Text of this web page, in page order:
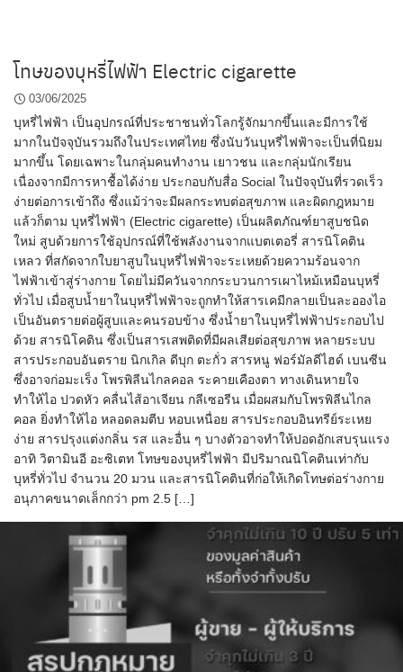
โทษของบุหรี่ไฟฟ้า Electric cigarette
03/06/2025
บุหรี่ไฟฟ้า เป็นอุปกรณ์ที่ประชาชนทั่วโลกรู้จักมากขึ้นและมีการใช้
มากในปัจจุบันรวมถึงในประเทศไทย ซึ่งนับวันบุหรี่ไฟฟ้าจะเป็นที่นิยม
มากขึ้น โดยเฉพาะในกลุ่มคนทำงาน เยาวชน และกลุ่มนักเรียน
เนื่องจากมีการหาชื้อได้ง่าย ประกอบกับสื่อ Social ในปัจจุบันที่รวดเร็ว
ง่ายต่อการเข้าถึง ซึ่งแม้ว่าจะมีผลกระทบต่อสุขภาพ และผิดกฎหมาย
แล้วก็ตาม บุหรี่ไฟฟ้า (Electric cigarette) เป็นผลิตภัณฑ์ยาสูบชนิด
ใหม่ สูบด้วยการใช้อุปกรณ์ที่ใช้พลังงานจากแบตเตอรี่ สารนิโคติน
เหลว ที่สกัดจากใบยาสูบในบุหรี่ไฟฟ้าจะระเหยด้วยความร้อนจาก
ไฟฟ้าเข้าสู่ร่างกาย โดยไม่มีควันจากกระบวนการเผาไหม้เหมือนบุหรี่
ทั่วไป เมื่อสูบน้ำยาในบุหรี่ไฟฟ้าจะถูกทำให้สารเคมีกลายเป็นละอองไอ
เป็นอันตรายต่อผู้สูบและคนรอบข้าง ซึ่งน้ำยาในบุหรี่ไฟฟ้าประกอบไป
ด้วย สารนิโคติน ซึ่งเป็นสารเสพติดที่มีผลเสียต่อสุขภาพ หลายระบบ
สารประกอบอันตราย นิกเกิล ดีบุก ตะกั่ว สารหนู ฟอร์มัลดีไฮด์ เบนซีน
ซึ่งอาจก่อมะเร็ง โพรพิลีนไกลคอล ระคายเคืองตา ทางเดินหายใจ
ทำให้ไอ ปวดหัว คลื่นไส้อาเจียน กลีเซอรีน เมื่อผสมกับโพรพิลีนไกล
คอล ยิ่งทำให้ไอ หลอดลมตีบ หอบเหนื่อย สารประกอบอินทรีย์ระเหย
ง่าย สารปรุงแต่งกลิ่น รส และอื่น ๆ บางตัวอาจทำให้ปอดอักเสบรุนแรง
อาทิ วิตามินอี อะซิเตท โทษของบุหรี่ไฟฟ้า มีปริมาณนิโคตินเท่ากับ
บุหรี่ทั่วไป จำนวน 20 มวน และสารนิโคตินที่ก่อให้เกิดโทษต่อร่างกาย
อนุภาคขนาดเล็กกว่า pm 2.5 […]